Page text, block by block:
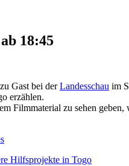
18:45
Gast bei derLandesschau im
erzählen.
Filmmaterial zu sehen geben,
Hilfsprojekte in Togo